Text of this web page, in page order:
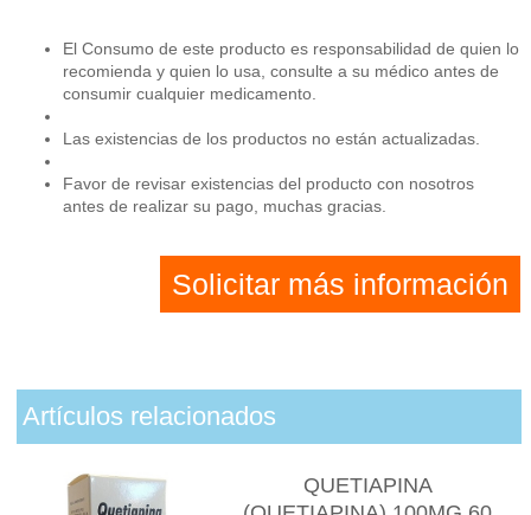
El Consumo de este producto es responsabilidad de quien lo
recomienda y quien lo usa, consulte a su médico antes de
consumir cualquier medicamento.
Las existencias de los productos no están actualizadas.
Favor de revisar existencias del producto con nosotros
antes de realizar su pago, muchas gracias.
Solicitar más información
Artículos relacionados
QUETIAPINA